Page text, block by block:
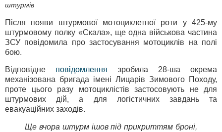
штурмів
Після появи штурмової мотоциклетної роти у 425-му
штурмовому полку «Скала», ще одна військова частина
ЗСУ повідомила про застосування мотоциклів на полі
бою.
Відповідне повідомлення зробила 28-ша окрема
механізована бригада імені Лицарів Зимового Походу,
проте цього разу мотоциклістів застосовують не для
штурмових дій, а для логістичних завдань та
евакуаційних заходів.
Ще вчора штурм ішов під прикриттям броні,